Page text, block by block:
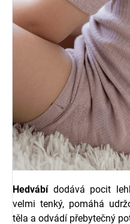
Hedvábídodává pocit
velmi tenký, pomáhá
těla a odvádí přebytečný